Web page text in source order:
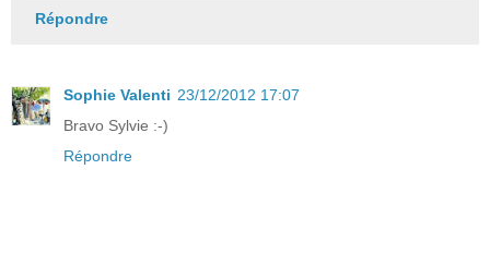
Répondre
Sophie Valenti 23/12/2012 17:07
Bravo Sylvie :-)
Répondre